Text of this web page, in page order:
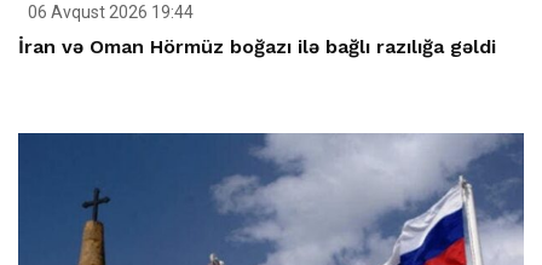
06 Avqust 2026 19:44
İran və Oman Hörmüz boğazı ilə bağlı razılığa gəldi